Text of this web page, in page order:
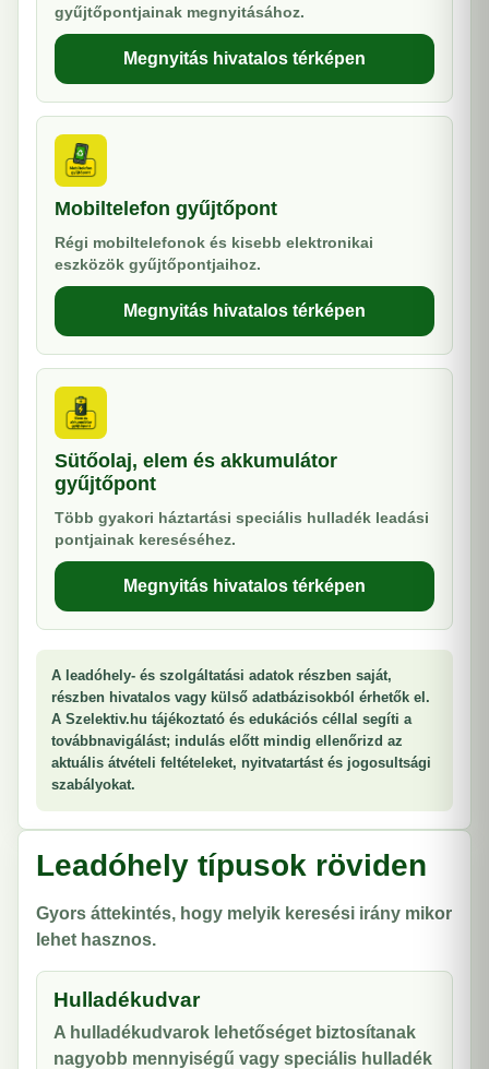
gyűjtőpontjainak megnyitásához.
Megnyitás hivatalos térképen
Mobiltelefon gyűjtőpont
Régi mobiltelefonok és kisebb elektronikai
eszközök gyűjtőpontjaihoz.
Megnyitás hivatalos térképen
Sütőolaj, elem és akkumulátor
gyűjtőpont
Több gyakori háztartási speciális hulladék leadási
pontjainak kereséséhez.
Megnyitás hivatalos térképen
A leadóhely- és szolgáltatási adatok részben saját,
részben hivatalos vagy külső adatbázisokból érhetők el.
A Szelektiv.hu tájékoztató és edukációs céllal segíti a
továbbnavigálást; indulás előtt mindig ellenőrizd az
aktuális átvételi feltételeket, nyitvatartást és jogosultsági
szabályokat.
Leadóhely típusok röviden
Gyors áttekintés, hogy melyik keresési irány mikor
lehet hasznos.
Hulladékudvar
A hulladékudvarok lehetőséget biztosítanak
nagyobb mennyiségű vagy speciális hulladék